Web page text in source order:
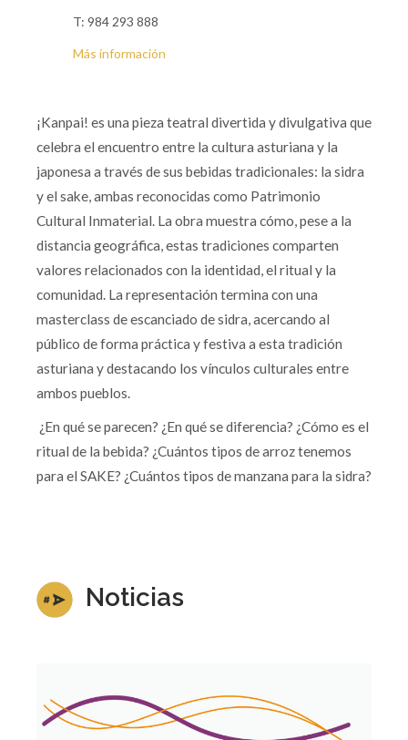
T: 984 293 888
Más información
¡Kanpai! es una pieza teatral divertida y divulgativa que
celebra el encuentro entre la cultura asturiana y la
japonesa a través de sus bebidas tradicionales: la sidra
y el sake, ambas reconocidas como Patrimonio
Cultural Inmaterial. La obra muestra cómo, pese a la
distancia geográfica, estas tradiciones comparten
valores relacionados con la identidad, el ritual y la
comunidad. La representación termina con una
masterclass de escanciado de sidra, acercando al
público de forma práctica y festiva a esta tradición
asturiana y destacando los vínculos culturales entre
ambos pueblos.
¿En qué se parecen? ¿En qué se diferencia? ¿Cómo es el
ritual de la bebida? ¿Cuántos tipos de arroz tenemos
para el SAKE? ¿Cuántos tipos de manzana para la sidra?
Noticias